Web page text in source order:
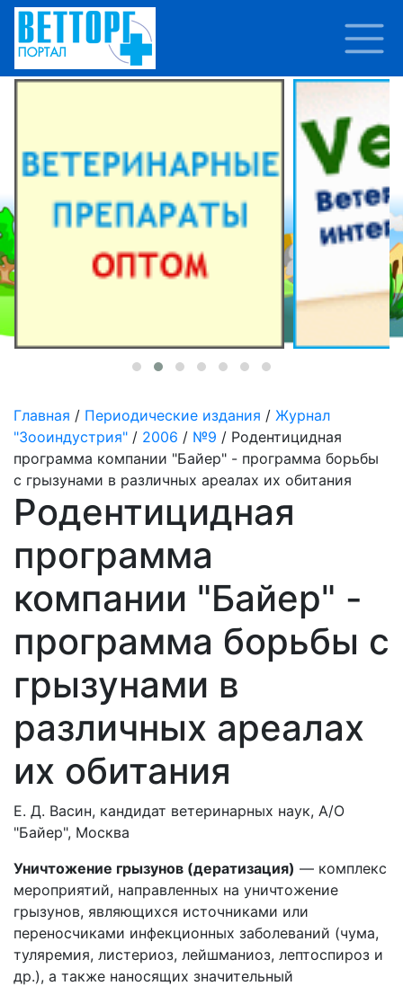
Главная / Периодические издания / Журнал
"Зооиндустрия" / 2006 / №9 / Родентицидная
программа компании "Байер" - программа борьбы
с грызунами в различных ареалах их обитания
Родентицидная
программа
компании "Байер" -
программа борьбы с
грызунами в
различных ареалах
их обитания
Е. Д. Васин, кандидат ветеринарных наук, А/О
"Байер", Москва
Уничтожение грызунов (дератизация) — комплекс
мероприятий, направленных на уничтожение
грызунов, являющихся источниками или
переносчиками инфекционных заболеваний (чума,
туляремия, листериоз, лейшманиоз, лептоспироз и
др.), а также наносящих значительный